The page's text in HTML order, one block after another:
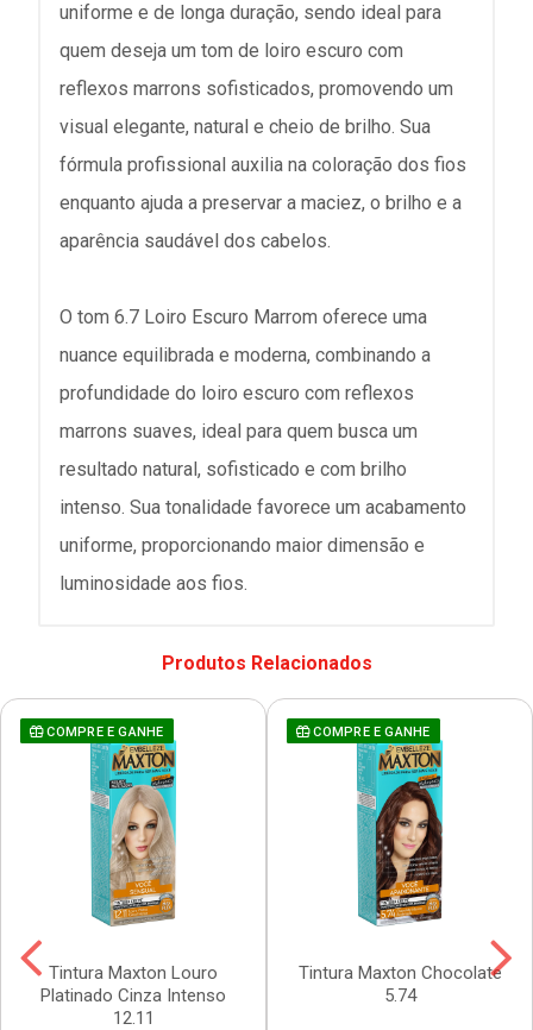
uniforme e de longa duração, sendo ideal para
quem deseja um tom de loiro escuro com
reflexos marrons sofisticados, promovendo um
visual elegante, natural e cheio de brilho. Sua
fórmula profissional auxilia na coloração dos fios
enquanto ajuda a preservar a maciez, o brilho e a
aparência saudável dos cabelos.
O tom 6.7 Loiro Escuro Marrom oferece uma
nuance equilibrada e moderna, combinando a
profundidade do loiro escuro com reflexos
marrons suaves, ideal para quem busca um
resultado natural, sofisticado e com brilho
intenso. Sua tonalidade favorece um acabamento
uniforme, proporcionando maior dimensão e
luminosidade aos fios.
Produtos Relacionados
COMPRE E GANHE
Tintura Maxton Louro
Platinado Cinza Intenso
12.11
COMPRE E GANHE
Tintura Maxton Chocolate
5.74